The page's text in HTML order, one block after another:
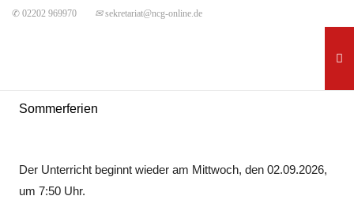
✆ 02202 969970 ✉sekretariat@ncg-online.de
Sommerferien
Der Unterricht beginnt wieder am Mittwoch, den 02.09.2026,
um 7:50 Uhr.